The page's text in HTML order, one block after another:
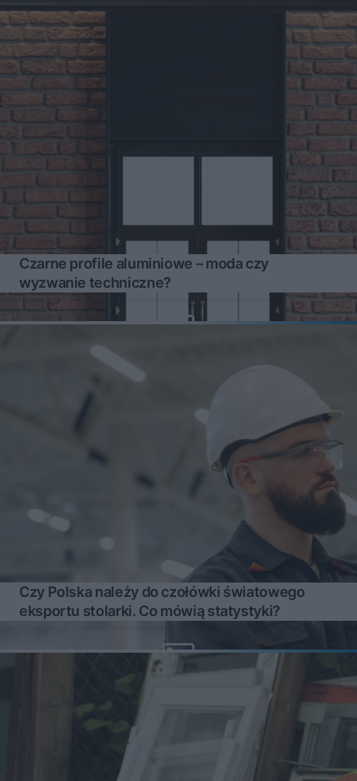
Czarne profile aluminiowe – moda czy
wyzwanie techniczne?
Czy Polska należy do czołówki światowego
eksportu stolarki. Co mówią statystyki?